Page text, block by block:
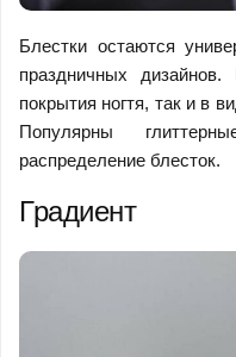
Блестки остаются
праздничных
покрытия ногтя, так и в
Популярны
распределение блесток.
Градиент